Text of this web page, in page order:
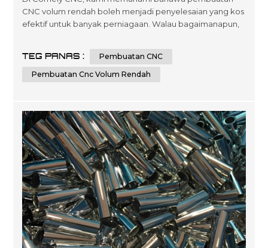
CNC volum rendah boleh menjadi penyelesaian yang kos
efektif untuk banyak perniagaan. Walau bagaimanapun,
kami akan meneroka tujuh faktor utama yang boleh
memberi kesan kepada harga pembuatan CNC volum
TEG PANAS :
Pembuatan CNC
Pembuatan Cnc Volum Rendah